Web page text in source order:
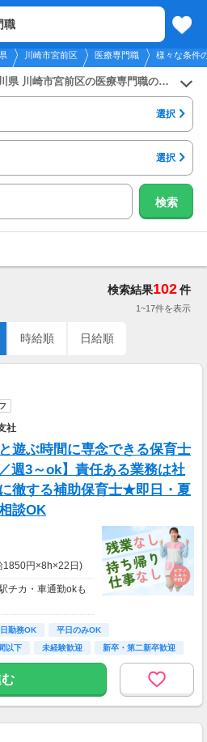
メニュー
川崎市宮前区 医療専門職 様々な条件
職
療専門職のバイト・アルバイト・パートの求人募集情報
選択
選択
検索
検索結果102件
1~17件を表示
時給順 日給順
社
遊ぶ時間に専念できる保育士
週3～ok】責任ある業務は社
徹する補助保育士★即日・夏
談OK
1850円×8h×22日)
週3～5日(週20h
、8-12時、9-16時
/パート/フル/短時
チカ・車通勤okも
勤務OK
平日のみOK
以下 未経験歓迎
新卒・第二新卒歓迎